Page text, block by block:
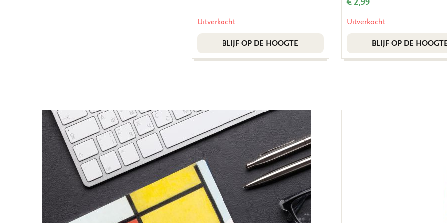
Uitverkocht
BLIJF OP DE HOOGTE
€ 2,99
Uitverkocht
BLIJF OP DE